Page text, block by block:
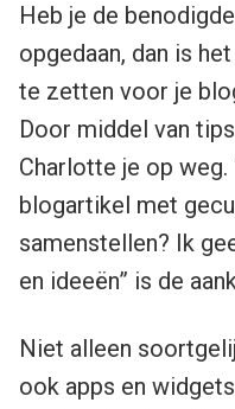
Heb je de
opgedaan, dan is
te zetten voor je
Door middel van
Charlotte je op weg.
blogartikel met
samenstellen? Ik
en ideeën” is de
Niet alleen
ook apps en